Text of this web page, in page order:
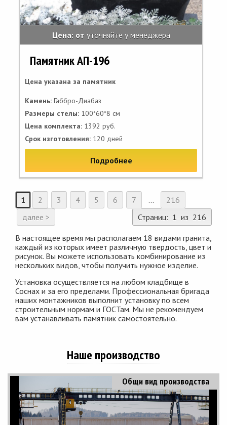
Цена: от уточняйте у менеджера
Памятник АП-196
Цена указана за памятник
Камень: Габбро-Диабаз
Размеры стелы: 100*60*8 см
Цена комплекта: 1392 руб.
Срок изготовления: 120 дней
Подробнее
1 2 3 4 5 6 7 ...
216
далее >
Страниц: 1 из 216
В настоящее время мы располагаем 18 видами гранита,
каждый из которых имеет различную твердость, цвет и
рисунок. Вы можете использовать комбинирование из
нескольких видов, чтобы получить нужное изделие.
Установка осуществляется на любом кладбище в
Соснах и за его пределами. Профессиональная бригада
наших монтажников выполнит установку по всем
строительным нормам и ГОСТам. Мы не рекомендуем
вам устанавливать памятник самостоятельно.
Наше производство
Общи вид производства